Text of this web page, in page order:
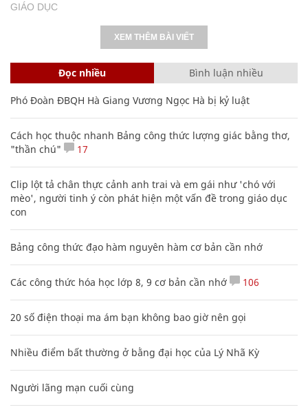
GIÁO DỤC
XEM THÊM BÀI VIẾT
Đọc nhiều Bình luận nhiều
Phó Đoàn ĐBQH Hà Giang Vương Ngọc Hà bị kỷ luật
Cách học thuộc nhanh Bảng công thức lượng giác bằng thơ,
"thần chú"
17
Clip lột tả chân thực cảnh anh trai và em gái như 'chó với
mèo', người tinh ý còn phát hiện một vấn đề trong giáo dục
con
Bảng công thức đạo hàm nguyên hàm cơ bản cần nhớ
Các công thức hóa học lớp 8, 9 cơ bản cần nhớ 106
20 số điện thoại ma ám bạn không bao giờ nên gọi
Nhiều điểm bất thường ở bằng đại học của Lý Nhã Kỳ
Người lãng mạn cuối cùng